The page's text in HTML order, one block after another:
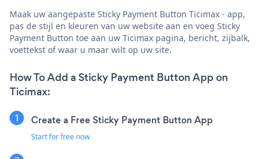
Maak uw aangepaste Sticky Payment Button Ticimax - app,
pas de stijl en kleuren van uw website aan en voeg Sticky
Payment Button toe aan uw Ticimax pagina, bericht, zijbalk,
voettekst of waar u maar wilt op uw site.
How To Add a Sticky Payment Button App on
Ticimax:
Create a Free Sticky Payment Button App
Start for free now